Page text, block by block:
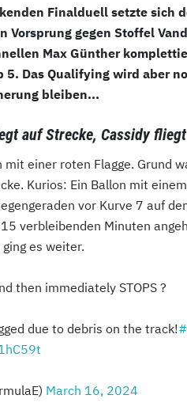
Finalduell setzte sich
Vorsprung gegen Stoffel
Max Günther
5. Das Qualifying wird aber
bleiben...
auf Strecke, Cassidy
mit einer roten Flagge. Grund
Kurios: Ein Ballon mit
vor Kurve 7 auf
verbleibenden Minuten
es weiter.
then immediately STOPS ?
due to debris on the track!
March 16, 2024